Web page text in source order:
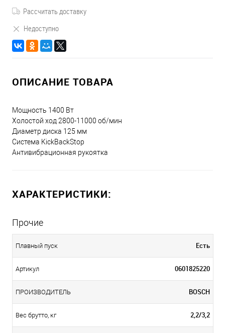
Рассчитать доставку
Недоступно
ОПИСАНИЕ ТОВАРА
Мощность 1400 Вт
Холостой ход 2800-11000 об/мин
Диаметр диска 125 мм
Система KickBackStop
Антивибрационная рукоятка
ХАРАКТЕРИСТИКИ:
Прочие
Плавный пуск Есть
Артикул 0601825220
ПРОИЗВОДИТЕЛЬ BOSCH
Вес брутто, кг 2,2/3,2